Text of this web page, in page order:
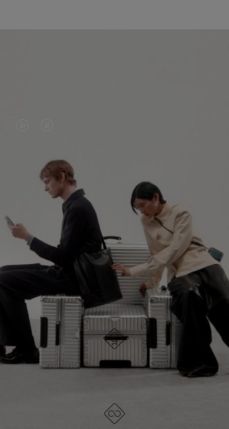
IST
NICHT
PAUSIERT,
BITTE
DRÜCKEN
SIE,
ES
ANZUHALTEN
STUMMGESCHALTET,
BITTE
KLICKEN
SIE
ZUM
AUFHEBEN
STUMMSCHALTUNG
ENTDECKEN SIE NOCH MEHR
HIER GELANGEN SIE ZU ALLEN RIMOWA
TASCHEN
DESIGNED IN DEUTSCHLAND
Jedes Stück wird auf Qualität geprüft und sorgfältig